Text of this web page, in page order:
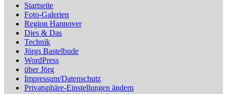
Startseite
Foto-Galerien
Region Hannover
Dies & Das
Technik
Jörgs Bastelbude
WordPress
über Jörg
Impressum/Datenschutz
Privatsphäre-Einstellungen ändern